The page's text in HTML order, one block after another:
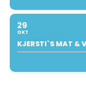
29
OKT
KJERSTI`S MAT &